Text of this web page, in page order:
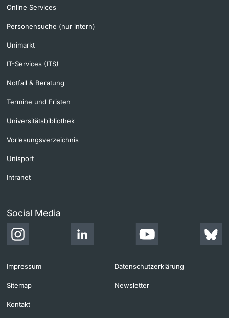
Online Services
Personensuche (nur intern)
Unimarkt
IT-Services (ITS)
Notfall & Beratung
Termine und Fristen
Universitätsbibliothek
Vorlesungsverzeichnis
Unisport
Intranet
Social Media
Impressum Datenschutzerklärung
Sitemap Newsletter
Kontakt